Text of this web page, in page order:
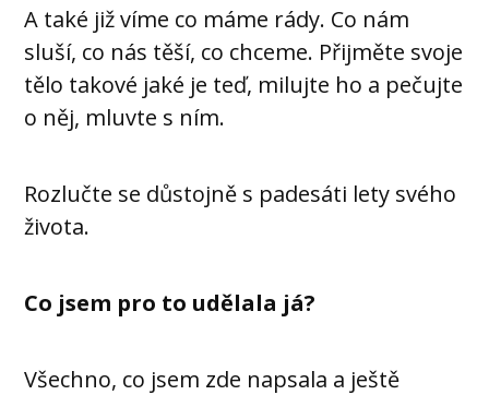
A také již víme co máme rády. Co nám
sluší, co nás těší, co chceme. Přijměte svoje
tělo takové jaké je teď, milujte ho a pečujte
o něj, mluvte s ním.
Rozlučte se důstojně s padesáti lety svého
života.
Co jsem pro to udělala já?
Všechno, co jsem zde napsala a ještě